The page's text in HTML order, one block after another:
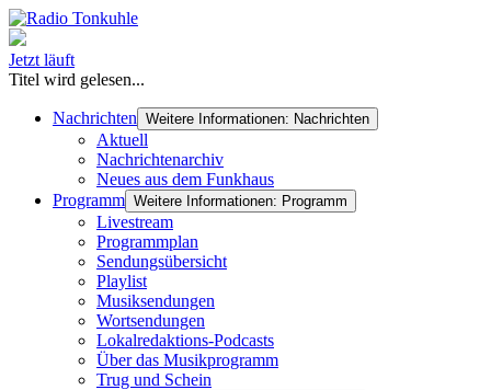
Jetzt läuft
Titel wird gelesen...
Nachrichten Weitere Informationen: Nachrichten
Aktuell
Nachrichtenarchiv
Neues aus dem Funkhaus
Programm Weitere Informationen: Programm
Livestream
Programmplan
Sendungsübersicht
Playlist
Musiksendungen
Wortsendungen
Lokalredaktions-Podcasts
Über das Musikprogramm
Trug und Schein